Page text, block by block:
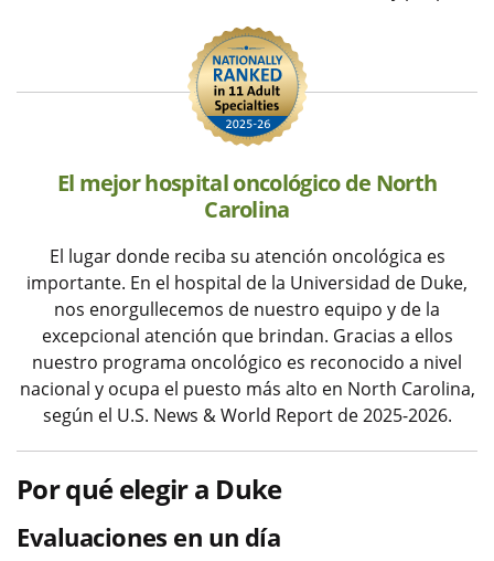
El mejor hospital oncológico de North
Carolina
El lugar donde reciba su atención oncológica es
importante. En el hospital de la Universidad de Duke,
nos enorgullecemos de nuestro equipo y de la
excepcional atención que brindan. Gracias a ellos
nuestro programa oncológico es reconocido a nivel
nacional y ocupa el puesto más alto en North Carolina,
según el U.S. News & World Report de 2025-2026.
Por qué elegir a Duke
Evaluaciones en un día